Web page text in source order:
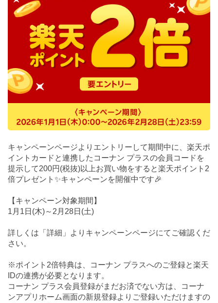
キャンペーンページよりエントリーして期間中に、楽天ポ
イントカードと連携したコーナン プラスの会員コードを
提示して200円(税抜)以上お買い物をすると楽天ポイント2
倍プレゼント✨キャンペーンを開催中です🎉
【キャンペーン対象期間】
1月1日(木)～2月28日(土)
詳しくは「詳細」よりキャンペーンページにてご確認くだ
さい。
※ポイント2倍特典は、コーナン プラスへのご登録と楽天
IDの連携が必要となります。
コーナン プラス会員登録がまだお済でない方は、コーナ
ンアプリホーム画面の新規登録よりご登録いただけますの